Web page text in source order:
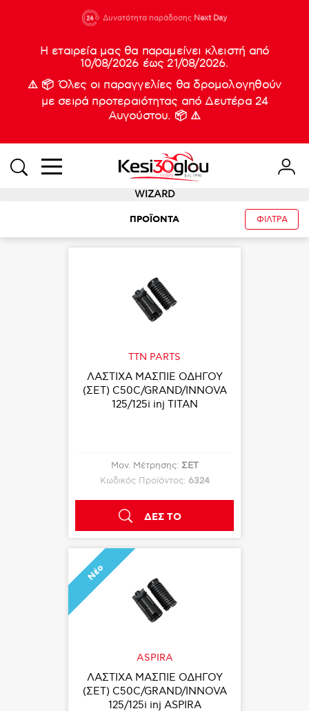
210 88 21
933
Δυνατότητα παράδοσης Next Day
Νέες
Η εταιρεία μας θα παραμείνει κλειστή από
10/08/2026 έως 21/08/2026.
⚠️ 📦 Όλες οι παραγγελίες θα δρομολογηθούν
με σειρά προτεραιότητας από Δευτέρα 24
Αυγούστου. 📦 ⚠️
WIZARD
ΠΡΟΪΟΝΤΑ ΦΙΛΤΡΑ
TTN PARTS
ΛΑΣΤΙΧΑ ΜΑΣΠΙΕ ΟΔΗΓΟΥ
(ΣΕΤ) C50C/GRAND/INNOVA
125/125i inj TITAN
Μον. Μέτρησης: ΣΕΤ
Κωδικός Προϊόντος: 6324
ΔΕΣ ΤΟ
Νέο
ASPIRA
ΛΑΣΤΙΧΑ ΜΑΣΠΙΕ ΟΔΗΓΟΥ
(ΣΕΤ) C50C/GRAND/INNOVA
125/125i inj ASPIRA